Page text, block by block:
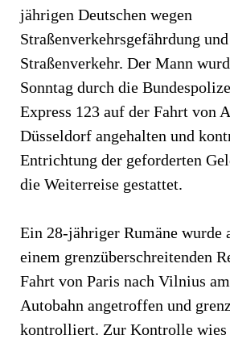
jährigen Deutschen wegen
Straßenverkehrsgefährdung
Straßenverkehr. Der Mann
Sonntag durch die
Express 123 auf der Fahrt von
Düsseldorf angehalten und
Entrichtung der geforderten
die Weiterreise gestattet.
Ein 28-jähriger Rumäne wurde
einem grenzüberschreitenden
Fahrt von Paris nach Vilnius
Autobahn angetroffen und
kontrolliert. Zur Kontrolle wies